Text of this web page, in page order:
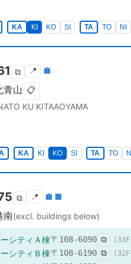
KA KI KO SI TA TO NI
⧉ 📍 🏣
青山 📋
KU KITAAOYAMA
KA KI KO SI TA TO NI
⧉ 📍 🏣 🏢
南(excl. buildings below)
シティＡ棟〒 108-6090 ⧉ ( 33
シティＢ棟〒 108-6190 ⧉ ( 32